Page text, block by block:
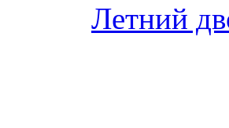
Летний